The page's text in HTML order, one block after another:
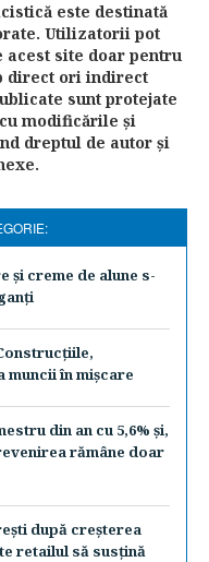
este destinată
Utilizatorii pot
acest site doar pentru
direct ori indirect
sunt protejate
modificările şi
dreptul de autor şi
şi creme de alune s-
muncii în mişcare
din an cu 5,6% şi,
rămâne doar
după creşterea
retailul să susţină